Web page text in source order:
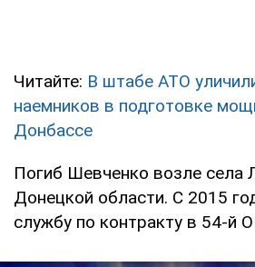
Читайте: В штабе АТО
наемников в подготовке
Донбассе
Погиб Шевченко возле села
Донецкой области. С 2015
службу по контракту в 54-й